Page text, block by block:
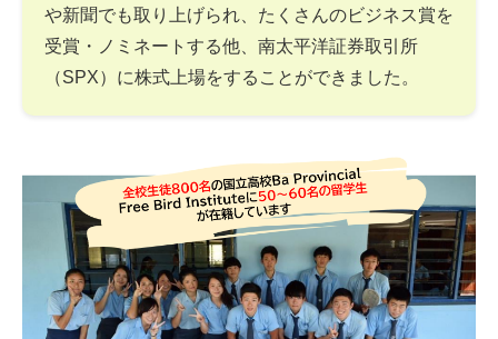
や新聞でも取り上げられ、たくさんのビジネス賞を
受賞・ノミネートする他、南太平洋証券取引所
（SPX）に株式上場をすることができました。